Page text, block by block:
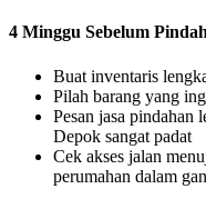
4 Minggu Sebelum
Buat inventaris
Pilah barang yang
Pesan jasa
Depok sangat padat
Cek akses jalan
perumahan dalam